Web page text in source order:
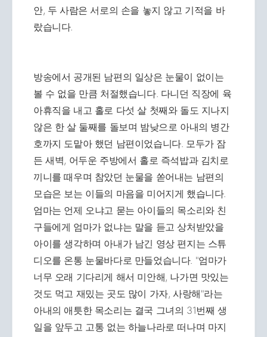
안, 두 사람은 서로의 손을 놓지 않고 기적을 바
랐습니다.
방송에서 공개된 남편의 일상은 눈물이 없이는
볼 수 없을 만큼 처절했습니다. 다니던 직장에 육
아휴직을 내고 홀로 다섯 살 첫째와 돌도 지나지
않은 한 살 둘째를 돌보며 밤낮으로 아내의 병간
호까지 도맡아 했던 남편이었습니다. 모두가 잠
든 새벽, 어두운 주방에서 홀로 즉석밥과 김치로
끼니를 때우며 참았던 눈물을 쏟어내는 남편의
모습은 보는 이들의 마음을 미어지게 했습니다.
엄마는 언제 오냐고 묻는 아이들의 목소리와 친
구들에게 엄마가 없냐는 말을 듣고 상처받았을
아이를 생각하며 아내가 남긴 영상 편지는 스튜
디오를 온통 눈물바다로 만들었습니다. "엄마가
너무 오래 기다리게 해서 미안해, 나가면 맛있는
것도 먹고 재밌는 곳도 많이 가자, 사랑해"라는
아내의 애틋한 목소리는 결국 그녀의 31번째 생
일을 앞두고 고통 없는 하늘나라로 떠나며 마지